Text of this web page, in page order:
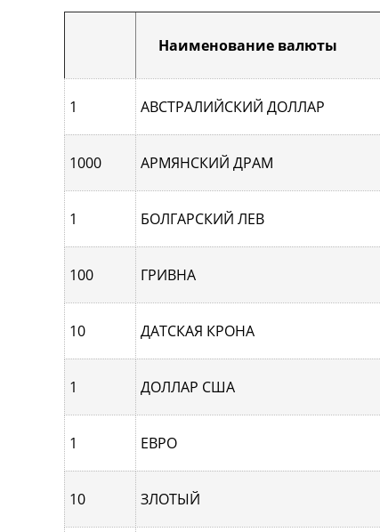
Наименование валюты
1 АВСТРАЛИЙСКИЙ ДОЛЛАР
1000 АРМЯНСКИЙ ДРАМ
1 БОЛГАРСКИЙ ЛЕВ
100 ГРИВНА
10 ДАТСКАЯ КРОНА
1 ДОЛЛАР США
1 ЕВРО
10 ЗЛОТЫЙ